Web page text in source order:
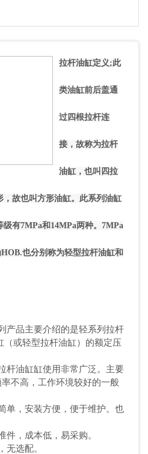
拉杆油缸定义;此
类油缸前后盖通
过四根拉杆连
接，故称为拉杆
油缸，也叫四拉
故也叫方形油缸。此系列油缸
有7MPa和14MPa两种。7MPa
也分别称为轻型拉杆油缸和
产品主要介绍的是轻系列拉杆
（或轻型拉杆油缸）的额定压
杆油缸缸使用非常广泛。主要
不高，工作环境较好的一般
单，安装方便，便于维护。也
件，成本低，易采购。
无选配。